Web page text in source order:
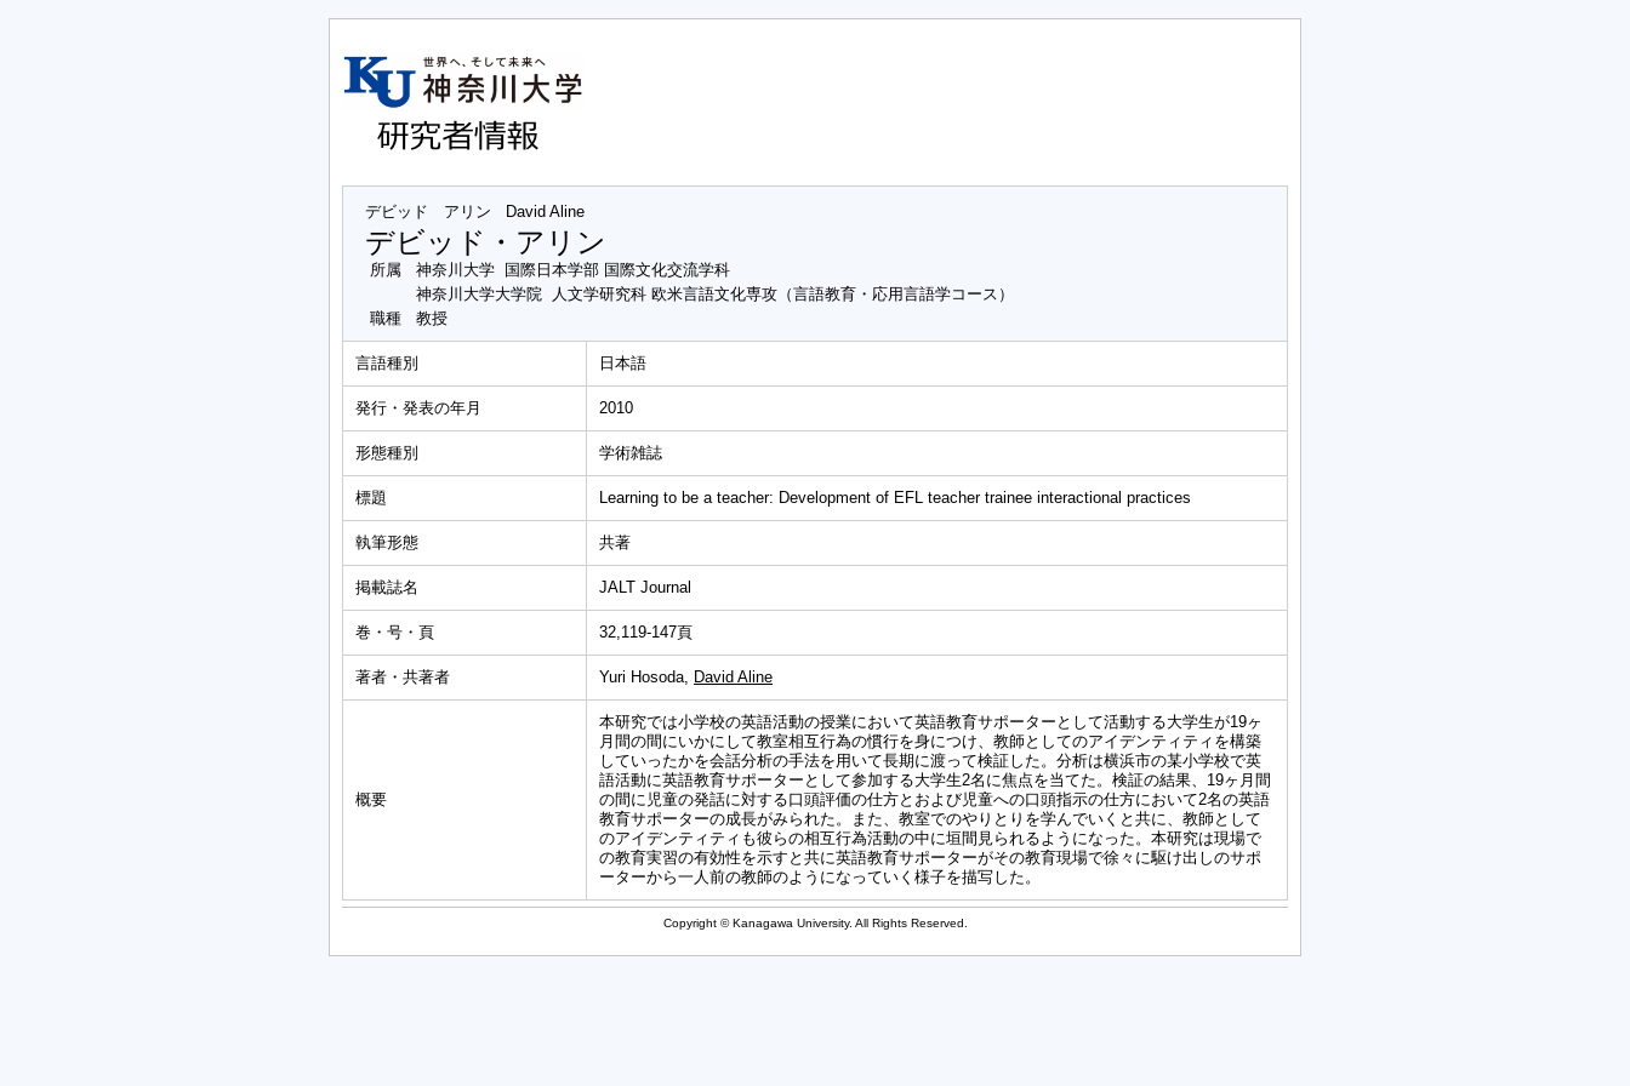
デビッド アリン David Aline
デビッド・アリン
所属
神奈川大学 国際日本学部 国際文化交流学科
神奈川大学大学院 人文学研究科 欧米言語文化専攻（言語教育・応用言語学コース）
職種
教授
言語種別 日本語
発行・発表の年月 2010
形態種別 学術雑誌
標題 Learning to be a teacher: Development of EFL teacher trainee interactional practices
執筆形態 共著
掲載誌名 JALT Journal
巻・号・頁 32,119-147頁
著者・共著者 Yuri Hosoda, David Aline
概要
本研究では小学校の英語活動の授業において英語教育サポーターとして活動する大学生が19ヶ
月間の間にいかにして教室相互行為の慣行を身につけ、教師としてのアイデンティティを構築
していったかを会話分析の手法を用いて長期に渡って検証した。分析は横浜市の某小学校で英
語活動に英語教育サポーターとして参加する大学生2名に焦点を当てた。検証の結果、19ヶ月間
の間に児童の発話に対する口頭評価の仕方とおよび児童への口頭指示の仕方において2名の英語
教育サポーターの成長がみられた。また、教室でのやりとりを学んでいくと共に、教師として
のアイデンティティも彼らの相互行為活動の中に垣間見られるようになった。本研究は現場で
の教育実習の有効性を示すと共に英語教育サポーターがその教育現場で徐々に駆け出しのサポ
ーターから一人前の教師のようになっていく様子を描写した。
Copyright © Kanagawa University. All Rights Reserved.